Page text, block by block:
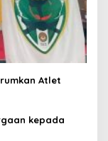
Atlet
kepada